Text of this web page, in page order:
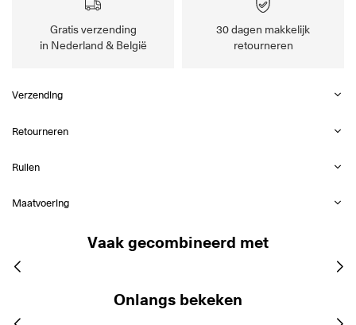
Gratis verzending
in Nederland & België
30 dagen makkelijk
retourneren
Verzending
Retourneren
Ruilen
Maatvoering
Vaak gecombineerd met
Onlangs bekeken